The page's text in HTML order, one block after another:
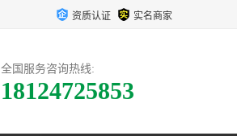
资质认证 实名商家
全国服务咨询热线:
18124725853